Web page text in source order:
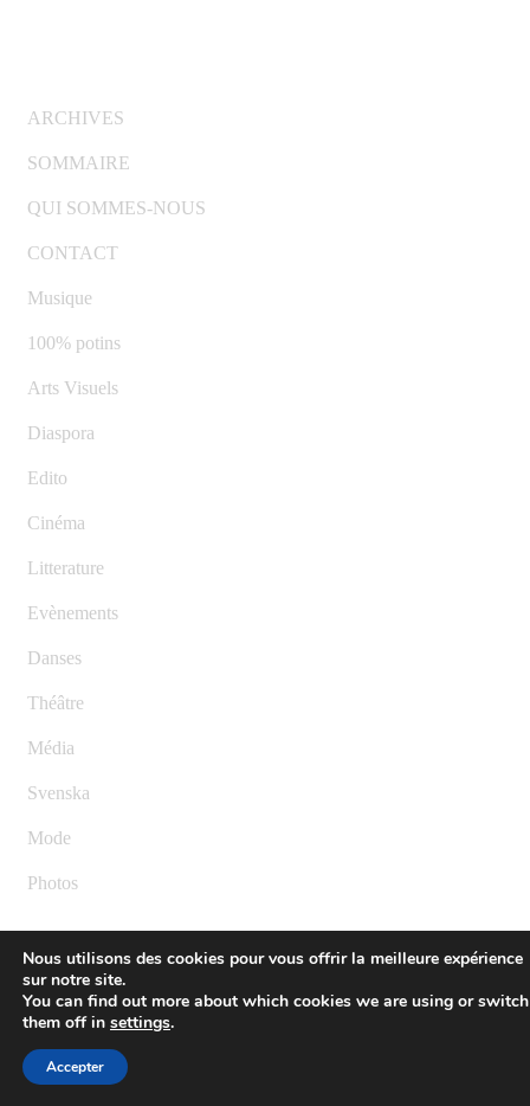
Nous utilisons des cookies pour vous offrir la meilleure expérience
sur notre site.
You can find out more about which cookies we are using or switch
them off in settings.
Accepter
ARCHIVES
SOMMAIRE
QUI SOMMES-NOUS
CONTACT
Musique
100% potins
Arts Visuels
Diaspora
Edito
Cinéma
Litterature
Evènements
Danses
Théâtre
Média
Svenska
Mode
Photos